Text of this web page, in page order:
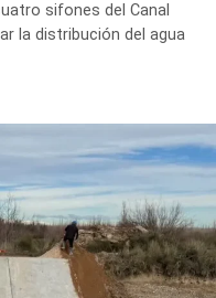
sifones del Canal
la distribución del agua